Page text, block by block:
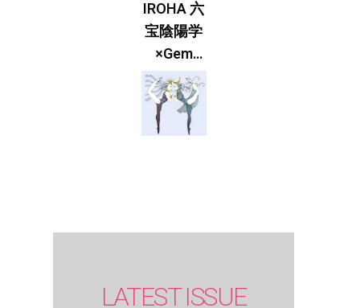
IROHA 六
宝陰陽学
×Gem
Muse
【GLITTER
2023
LATEST ISSUE